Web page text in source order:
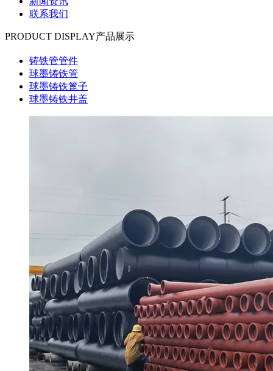
联系我们
PRODUCT DISPLAY产品展示
铸铁管管件
球墨铸铁管
球墨铸铁篦子
球墨铸铁井盖